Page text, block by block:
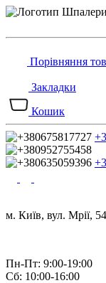
Порівняння
Закладки
Кошик
м. Київ, вул. Мрії, 54
Пн-Пт: 9:00-19:00
Сб: 10:00-16:00